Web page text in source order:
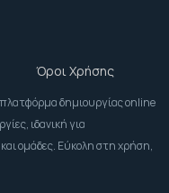
Όροι Χρήσης
πλατφόρμα δημιουργίας online
ιδανική για
ομάδες. Εύκολη στη χρήση,